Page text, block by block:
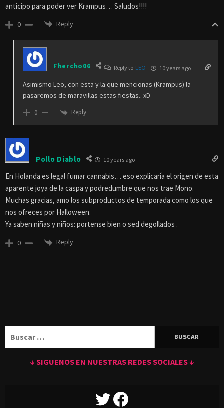
anticipo para poder ver Krampus… Saludos!!!!
0 Reply
Fhercho06 Reply to LEO 10 years ago
Asimismo Leo, con esta y la que mencionas (Krampus) la
pasaremos de maravillas estas fiestas.. xD
0 Reply
Pollo Diablo 10 years ago
En Holanda es legal fumar cannabis… eso explicaría el origen de esta
aparente joya de la caspa y podredumbre que nos trae Mono.
Muchas gracias, amo los subproductos de temporada como los que
nos ofreces por Halloween.
Ya saben niñas y niños: portense bien o sed degollados .
0 Reply
↓ SIGUENOS EN NUESTRAS REDES SOCIALES ↓
TWITTERFACEBOOK